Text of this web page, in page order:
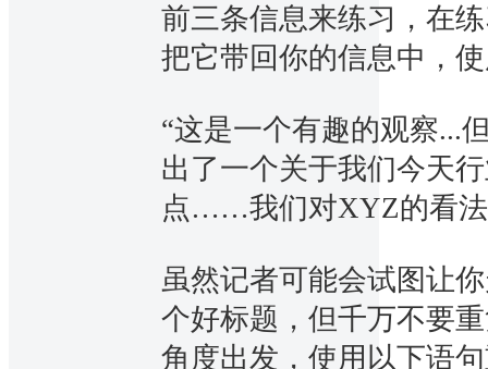
前三条信息来练习，在
把它带回你的信息中，
“这是一个有趣的观察...
出了一个关于我们今天
点……我们对XYZ的看
虽然记者可能会试图让
个好标题，但千万不要
角度出发，使用以下语